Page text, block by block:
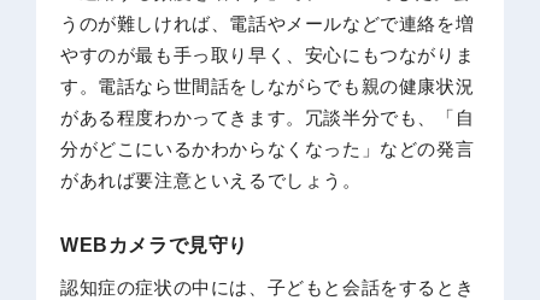
うのが難しければ、電話やメールなどで連絡を増
やすのが最も手っ取り早く、安心にもつながりま
す。電話なら世間話をしながらでも親の健康状況
がある程度わかってきます。冗談半分でも、「自
分がどこにいるかわからなくなった」などの発言
があれば要注意といえるでしょう。
WEBカメラで見守り
認知症の症状の中には、子どもと会話をするとき